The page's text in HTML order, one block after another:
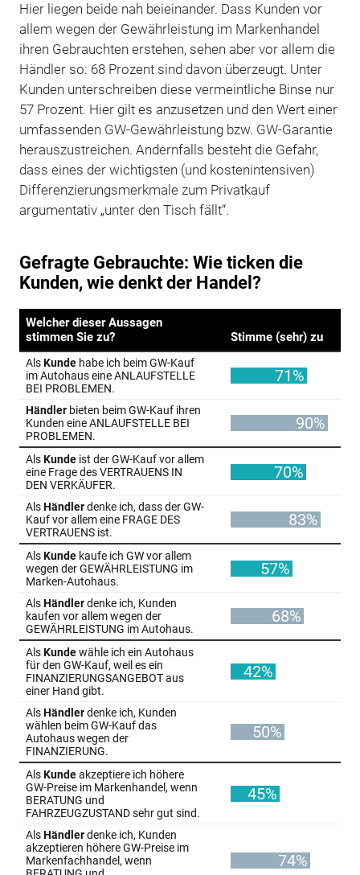
Hier liegen beide nah beieinander. Dass Kunden vor
allem wegen der Gewährleistung im Markenhandel
ihren Gebrauchten erstehen, sehen aber vor allem die
Händler so: 68 Prozent sind davon überzeugt. Unter
Kunden unterschreiben diese vermeint­liche Binse nur
57 Prozent. Hier gilt es anzusetzen und den Wert einer
umfassenden GW-Gewährleistung bzw. GW-Garantie
herauszustreichen. Andernfalls besteht die Gefahr,
dass eines der wichtigsten (und kostenintensiven)
Differenzierungsmerkmale zum Privatkauf
argumentativ „unter den Tisch fällt“.